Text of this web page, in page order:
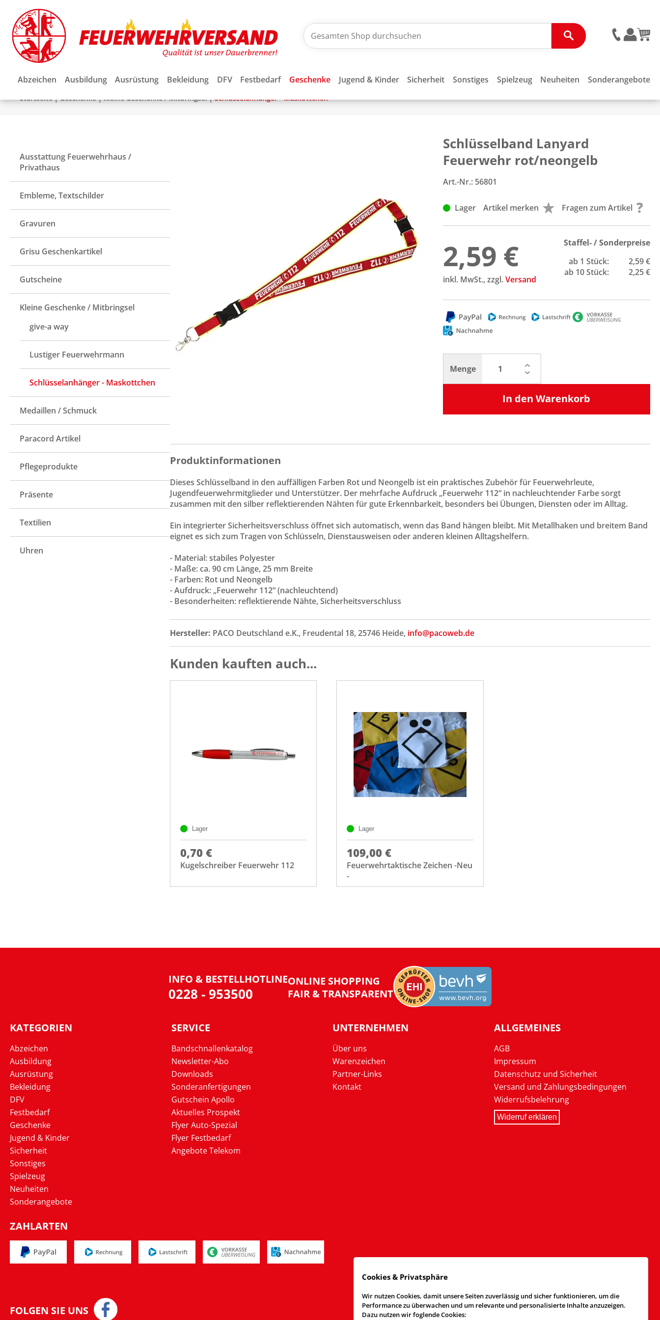
Abzeichen Ausbildung Ausrüstung Bekleidung DFV Festbedarf Geschenke Jugend & Kinder Sicherheit Sonstiges Spielzeug Neuheiten Sonderangebote
Startseite|Geschenke|Kleine Geschenke / Mitbringsel|Schlüsselanhänger - Maskottchen
Ausstattung Feuerwehrhaus /
Privathaus
Embleme, Textschilder
Gravuren
Grisu Geschenkartikel
Gutscheine
Kleine Geschenke / Mitbringsel
give-a way
Lustiger Feuerwehrmann
Schlüsselanhänger - Maskottchen
Medaillen / Schmuck
Paracord Artikel
Pflegeprodukte
Präsente
Textilien
Uhren
Schlüsselband Lanyard
Feuerwehr rot/neongelb
Art.-Nr.: 56801
Lager Artikel merken Fragen zum Artikel
2,59 €
inkl. MwSt., zzgl.Versand
Staffel- / Sonderpreise
ab 1 Stück:
2,59 €
ab 10 Stück:
2,25 €
Menge
In den Warenkorb
Produktinformationen
Dieses Schlüsselband in den auffälligen Farben Rot und Neongelb ist ein praktisches Zubehör für Feuerwehrleute,
Jugendfeuerwehrmitglieder und Unterstützer. Der mehrfache Aufdruck „Feuerwehr 112“ in nachleuchtender Farbe sorgt
zusammen mit den silber reflektierenden Nähten für gute Erkennbarkeit, besonders bei Übungen, Diensten oder im Alltag.
Ein integrierter Sicherheitsverschluss öffnet sich automatisch, wenn das Band hängen bleibt. Mit Metallhaken und breitem Band
eignet es sich zum Tragen von Schlüsseln, Dienstausweisen oder anderen kleinen Alltagshelfern.
- Material: stabiles Polyester
- Maße: ca. 90 cm Länge, 25 mm Breite
- Farben: Rot und Neongelb
- Aufdruck: „Feuerwehr 112“ (nachleuchtend)
- Besonderheiten: reflektierende Nähte, Sicherheitsverschluss
Hersteller: PACO Deutschland e.K., Freudental 18, 25746 Heide, info@pacoweb.de
Kunden kauften auch...
Lager
0,70 €
Kugelschreiber Feuerwehr 112
Lager
109,00 €
Feuerwehrtaktische Zeichen -Neu
-
INFO & BESTELLHOTLINE
0228 - 953500
ONLINE SHOPPING
FAIR & TRANSPARENT
KATEGORIEN
Abzeichen
Ausbildung
Ausrüstung
Bekleidung
DFV
Festbedarf
Geschenke
Jugend & Kinder
Sicherheit
Sonstiges
Spielzeug
Neuheiten
Sonderangebote
SERVICE
Bandschnallenkatalog
Newsletter-Abo
Downloads
Sonderanfertigungen
Gutschein Apollo
Aktuelles Prospekt
Flyer Auto-Spezial
Flyer Festbedarf
Angebote Telekom
UNTERNEHMEN
Über uns
Warenzeichen
Partner-Links
Kontakt
ALLGEMEINES
AGB
Impressum
Datenschutz und Sicherheit
Versand und Zahlungsbedingungen
Widerrufsbelehrung
Widerruf erklären
ZAHLARTEN
FOLGEN SIE UNS
Cookies & Privatsphäre
Wir nutzen Cookies, damit unsere Seiten zuverlässig und sicher funktionieren, um die
Performance zu überwachen und um relevante und personalisierte Inhalte anzuzeigen.
Dazu nutzen wir foglende Cookies: